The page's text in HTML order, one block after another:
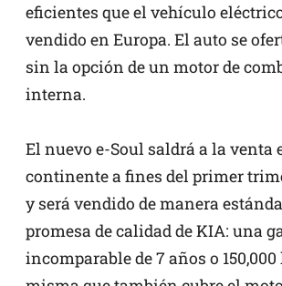
eficientes que el vehículo
vendido en Europa. El auto se
sin la opción de un motor de
interna.
El nuevo e-Soul saldrá a la venta
continente a fines del primer
y será vendido de manera
promesa de calidad de KIA: una
incomparable de 7 años o